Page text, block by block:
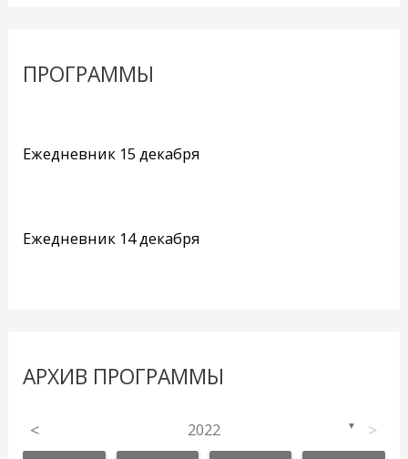
ПРОГРАММЫ
Ежедневник 15 декабря
Ежедневник 14 декабря
АРХИВ ПРОГРАММЫ
< 2022 ▼ >